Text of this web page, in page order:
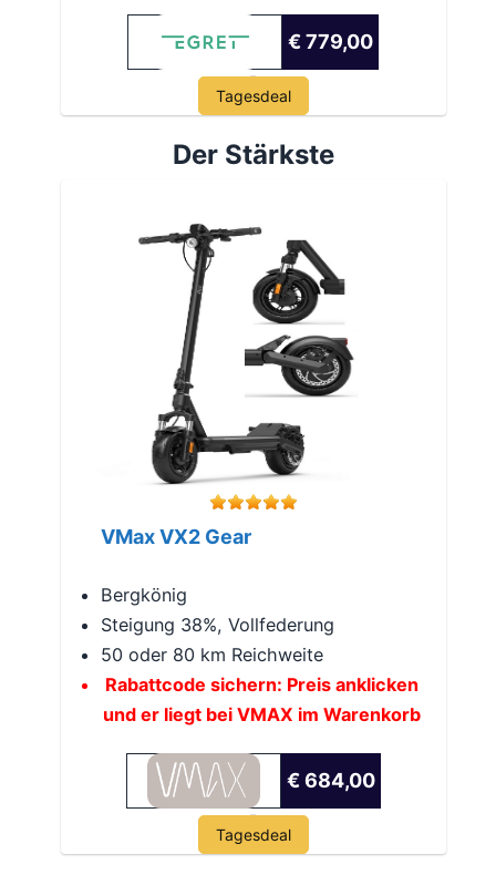
€ 779,00
Tagesdeal
Der Stärkste
VMax VX2 Gear
Bergkönig
Steigung 38%, Vollfederung
50 oder 80 km Reichweite
Rabattcode sichern: Preis anklicken
und er liegt bei VMAX im Warenkorb
€ 684,00
Tagesdeal